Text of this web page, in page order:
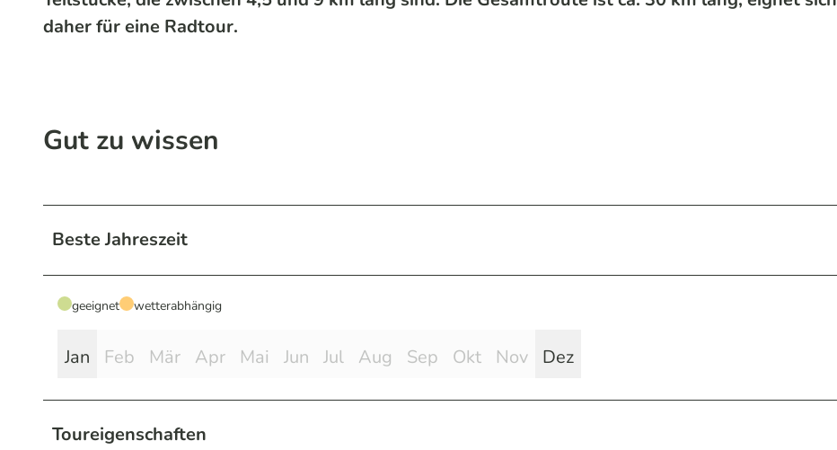
daher für eine Radtour.
Gut zu wissen
Beste Jahreszeit
geeignet wetterabhängig
Jan Feb Mär Apr Mai Jun Jul Aug Sep Okt Nov Dez
Toureigenschaften